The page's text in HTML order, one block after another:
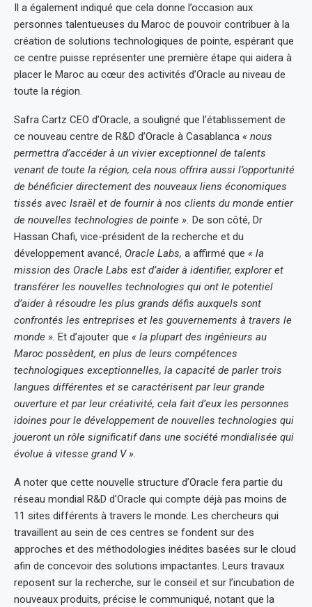
Il a également indiqué que cela donne l’occasion aux
personnes talentueuses du Maroc de pouvoir contribuer à la
création de solutions technologiques de pointe, espérant que
ce centre puisse représenter une première étape qui aidera à
placer le Maroc au cœur des activités d’Oracle au niveau de
toute la région.
Safra Cartz CEO d’Oracle, a souligné que l’établissement de
ce nouveau centre de R&D d’Oracle à Casablanca « nous
permettra d’accéder à un vivier exceptionnel de talents
venant de toute la région, cela nous offrira aussi l’opportunité
de bénéficier directement des nouveaux liens économiques
tissés avec Israël et de fournir à nos clients du monde entier
de nouvelles technologies de pointe ». De son côté, Dr
Hassan Chafi, vice-président de la recherche et du
développement avancé, Oracle Labs, a affirmé que « la
mission des Oracle Labs est d’aider à identifier, explorer et
transférer les nouvelles technologies qui ont le potentiel
d’aider à résoudre les plus grands défis auxquels sont
confrontés les entreprises et les gouvernements à travers le
monde ». Et d’ajouter que « la plupart des ingénieurs au
Maroc possèdent, en plus de leurs compétences
technologiques exceptionnelles, la capacité de parler trois
langues différentes et se caractérisent par leur grande
ouverture et par leur créativité, cela fait d’eux les personnes
idoines pour le développement de nouvelles technologies qui
joueront un rôle significatif dans une société mondialisée qui
évolue à vitesse grand V ».
A noter que cette nouvelle structure d’Oracle fera partie du
réseau mondial R&D d’Oracle qui compte déjà pas moins de
11 sites différents à travers le monde. Les chercheurs qui
travaillent au sein de ces centres se fondent sur des
approches et des méthodologies inédites basées sur le cloud
afin de concevoir des solutions impactantes. Leurs travaux
reposent sur la recherche, sur le conseil et sur l’incubation de
nouveaux produits, précise le communiqué, notant que la